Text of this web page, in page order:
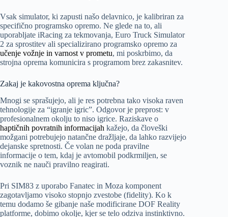
Vsak simulator, ki zapusti našo delavnico, je kalibriran za
specifično programsko opremo. Ne glede na to, ali
uporabljate iRacing za tekmovanja, Euro Truck Simulator
2 za sprostitev ali specializirano programsko opremo za
učenje vožnje in varnost v prometu, mi poskrbimo, da
strojna oprema komunicira s programom brez zakasnitev.
Zakaj je kakovostna oprema ključna?
Mnogi se sprašujejo, ali je res potrebna tako visoka raven
tehnologije za “igranje igric”. Odgovor je preprost: v
profesionalnem okolju to niso igrice. Raziskave o
haptičnih povratnih informacijah kažejo, da človeški
možgani potrebujejo natančne dražljaje, da lahko razvijejo
dejanske spretnosti. Če volan ne poda pravilne
informacije o tem, kdaj je avtomobil podkrmiljen, se
voznik ne nauči pravilno reagirati.
Pri SIM83 z uporabo Fanatec in Moza komponent
zagotavljamo visoko stopnjo zvestobe (fidelity). Ko k
temu dodamo še gibanje naše modificirane DOF Reality
platforme, dobimo okolje, kjer se telo odziva instinktivno.